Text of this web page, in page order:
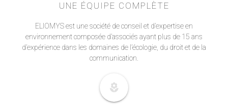
UNE ÉQUIPE COMPLÈTE
ELIOMYS est une société de conseil et d’expertise en
environnement composée d’associés ayant plus de 15 ans
d’expérience dans les domaines de l’écologie, du droit et de la
communication.
local_florist